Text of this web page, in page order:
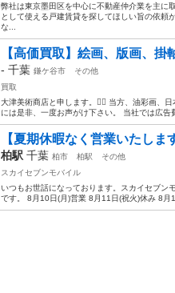
弊社は東京墨田区を中心に不動産仲介業を主に
として使える戸建賃貸を探してほしい旨の依頼
な...
【高価買取】絵画、版画、掛
- 千葉 鎌ケ谷市
その他
買取
大津美術商店と申します。🙇‍♂️ 当方、油彩画、
には是非、一度お声がけ下さい。 当社では広告
【夏期休暇なく営業いたしま
柏駅 千葉 柏市 柏駅
その他
スカイセブンモバイル
いつもお世話になっております。スカイセブン
です。 8月10日(月)営業 8月11日(祝火)休み 8月